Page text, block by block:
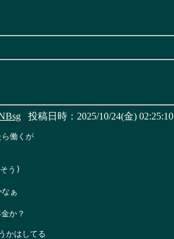
投稿日時：2025/10/24(金) 02:25:10
働くが
う)
ぁ
か？
かはしてる